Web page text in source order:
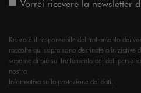
Vorrei ricevere la newsletter
Kenzo è il responsabile del trattamento dei
raccolte qui sopra sono destinate a iniziative
saperne di più sul trattamento dei dati
nostra
Informativa sulla protezione dei dati.